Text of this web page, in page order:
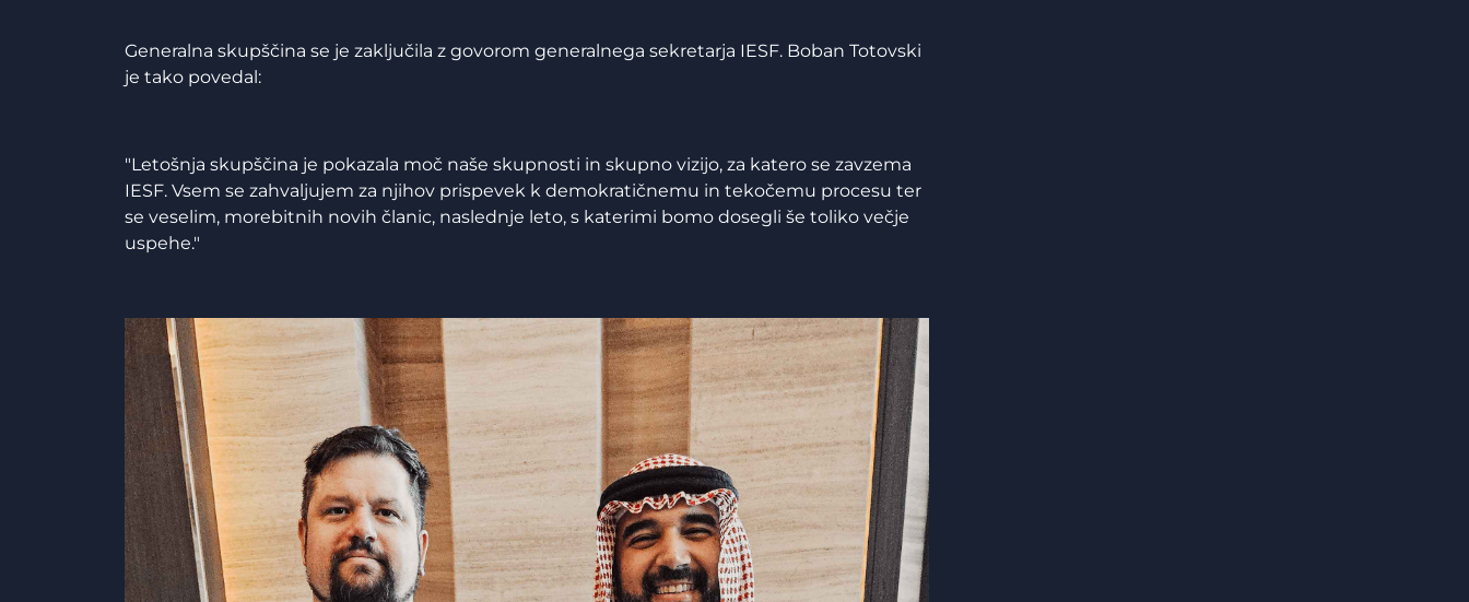
Generalna skupščina se je zaključila z govorom generalnega sekretarja IESF. Boban Totovski
je tako povedal:
"Letošnja skupščina je pokazala moč naše skupnosti in skupno vizijo, za katero se zavzema
IESF. Vsem se zahvaljujem za njihov prispevek k demokratičnemu in tekočemu procesu ter
se veselim, morebitnih novih članic, naslednje leto, s katerimi bomo dosegli še toliko večje
uspehe."